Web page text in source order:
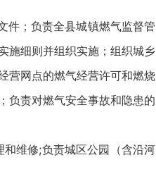
；负责全县城镇燃气监督管
施细则并组织实施；组织城乡
营网点的燃气经营许可和燃烧
负责对燃气安全事故和隐患的
维修;负责城区公园（含沿河